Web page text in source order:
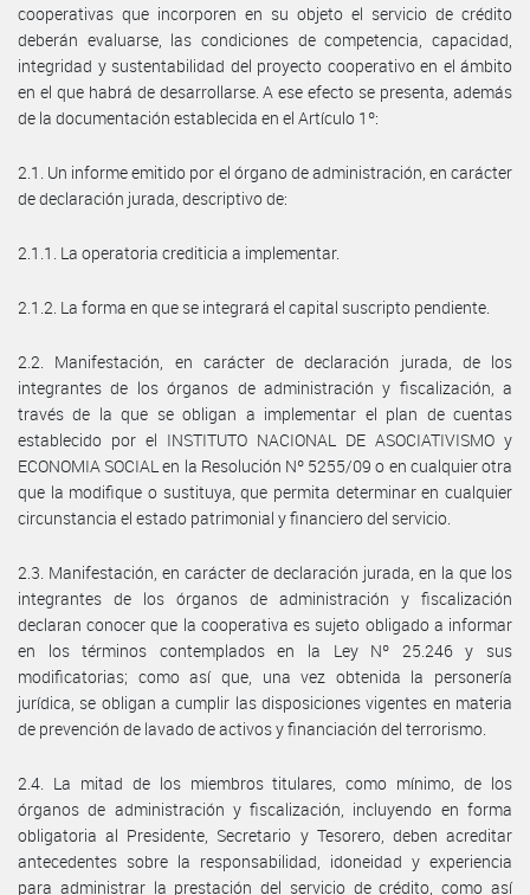
cooperativas que incorporen en su objeto el servicio de crédito
deberán evaluarse, las condiciones de competencia, capacidad,
integridad y sustentabilidad del proyecto cooperativo en el ámbito
en el que habrá de desarrollarse. A ese efecto se presenta, además
de la documentación establecida en el Artículo 1º:
2.1. Un informe emitido por el órgano de administración, en carácter
de declaración jurada, descriptivo de:
2.1.1. La operatoria crediticia a implementar.
2.1.2. La forma en que se integrará el capital suscripto pendiente.
2.2. Manifestación, en carácter de declaración jurada, de los
integrantes de los órganos de administración y fiscalización, a
través de la que se obligan a implementar el plan de cuentas
establecido por el INSTITUTO NACIONAL DE ASOCIATIVISMO y
ECONOMIA SOCIAL en la Resolución Nº 5255/09 o en cualquier otra
que la modifique o sustituya, que permita determinar en cualquier
circunstancia el estado patrimonial y financiero del servicio.
2.3. Manifestación, en carácter de declaración jurada, en la que los
integrantes de los órganos de administración y fiscalización
declaran conocer que la cooperativa es sujeto obligado a informar
en los términos contemplados en la Ley Nº 25.246 y sus
modificatorias; como así que, una vez obtenida la personería
jurídica, se obligan a cumplir las disposiciones vigentes en materia
de prevención de lavado de activos y financiación del terrorismo.
2.4. La mitad de los miembros titulares, como mínimo, de los
órganos de administración y fiscalización, incluyendo en forma
obligatoria al Presidente, Secretario y Tesorero, deben acreditar
antecedentes sobre la responsabilidad, idoneidad y experiencia
para administrar la prestación del servicio de crédito, como así